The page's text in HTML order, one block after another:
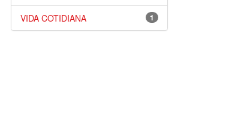
1
VIDA COTIDIANA